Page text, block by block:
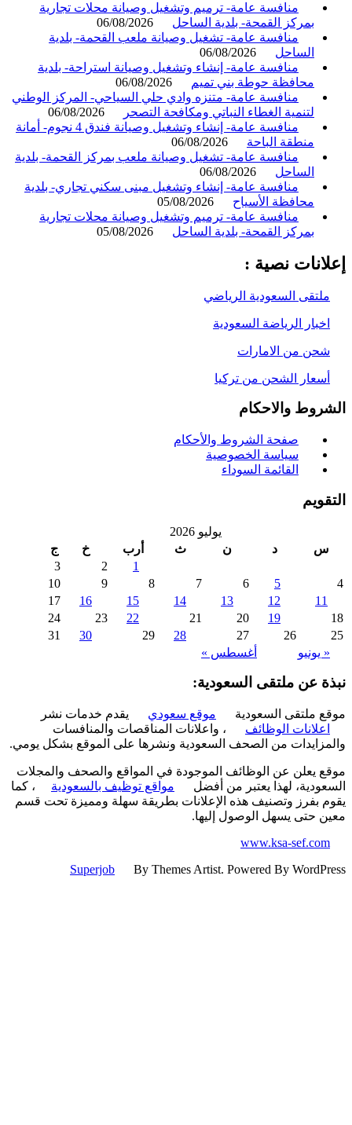
منافسة عامة- ترميم وتشغيل وصيانة محلات تجارية
بمركز القمحة- بلدية الساحل
06/08/2026
منافسة عامة- تشغيل وصيانة ملعب القحمة- بلدية
الساحل
06/08/2026
منافسة عامة- إنشاء وتشغيل وصيانة استراحة- بلدية
محافظة حوطة بني تميم
06/08/2026
منافسة عامة- متنزه وادي حلي السياحي- المركز الوطني
لتنمية الغطاء النباتي ومكافحة التصحر
06/08/2026
منافسة عامة- إنشاء وتشغيل وصيانة فندق 4 نجوم- أمانة
منطقة الباحة
06/08/2026
منافسة عامة- تشغيل وصيانة ملعب بمركز القحمة- بلدية
الساحل
06/08/2026
منافسة عامة- إنشاء وتشغيل مبنى سكني تجاري- بلدية
محافظة الأسياح
05/08/2026
منافسة عامة- ترميم وتشغيل وصيانة محلات تجارية
بمركز القمحة- بلدية الساحل
05/08/2026
نصية :
السعودية الرياضي
الرياضة السعودية
من الامارات
الشحن من تركيا
والاحكام
صفحة الشروط والأحكام
سياسة الخصوصية
القائمة السوداء
يوليو 2026
ج
17
20
23
29
31
يونيو
أغسطس »
عن ملتقى السعودية:
ملتقى السعودية موقع سعودي
يقدم خدمات نشر
الوظائف
، واعلانات المناقصات والمنافسات
من الصحف السعودية ونشرها على الموقع بشكل يومي.
يعلن عن الوظائف الموجودة في المواقع والصحف والمجلات
لهذا يعتبر من أفضل
مواقع توظيف بالسعودية
، كما
بفرز وتصنيف هذه الإعلانات بطريقة سهلة ومميزة تحت قسم
حتى يسهل الوصول إليها.
www.ksa-
Superjob
By Themes Artist. Powered By